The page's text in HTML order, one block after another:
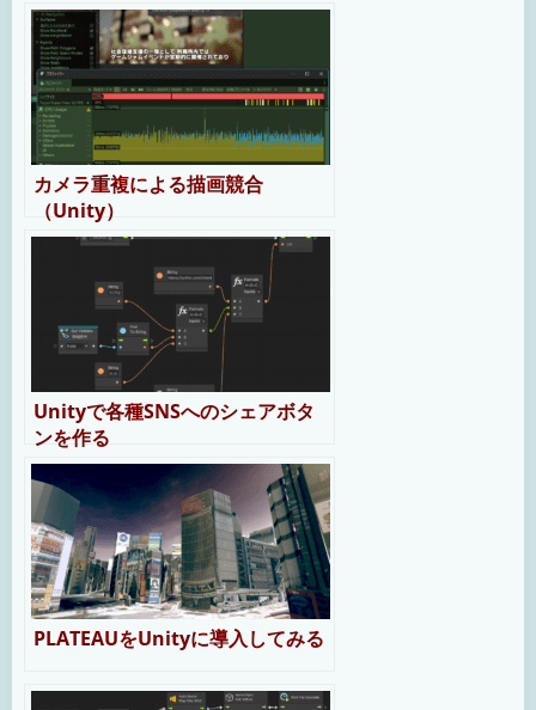
カメラ重複による描画競合
（Unity）
Unityで各種SNSへのシェアボタ
ンを作る
PLATEAUをUnityに導入してみる